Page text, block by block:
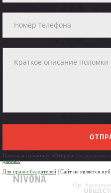
Нажимая на кнопку «Отправить», вы даете
данных
Для правообладателей | Сайт не является
Юр.